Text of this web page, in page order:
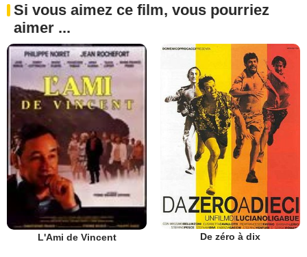
Si vous aimez ce film, vous pourriez
aimer ...
L'Ami de Vincent De zéro à dix